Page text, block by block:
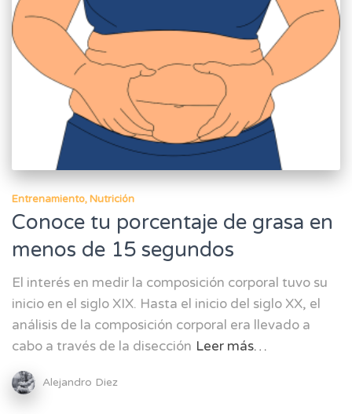
Entrenamiento Nutrición
Conoce tu porcentaje de grasa en
menos de 15 segundos
El interés en medir la composición corporal tuvo su
inicio en el siglo XIX. Hasta el inicio del siglo XX, el
análisis de la composición corporal era llevado a
cabo a través de la disección Leer más…
Alejandro Diez